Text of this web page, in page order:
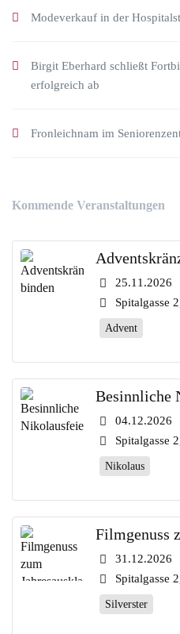
Modeverkauf in der
Birgit Eberhard schließt
erfolgreich ab
Fronleichnam im
Kommende Veranstaltungen
25.11.2026
Spitalgasse
Advent
Besinnliche
04.12.2026
Spitalgasse
Nikolaus
Filmgenuss
31.12.2026
Spitalgasse
Silverster